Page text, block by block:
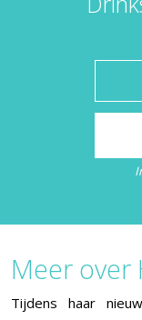
Meer over
Tijdens haar